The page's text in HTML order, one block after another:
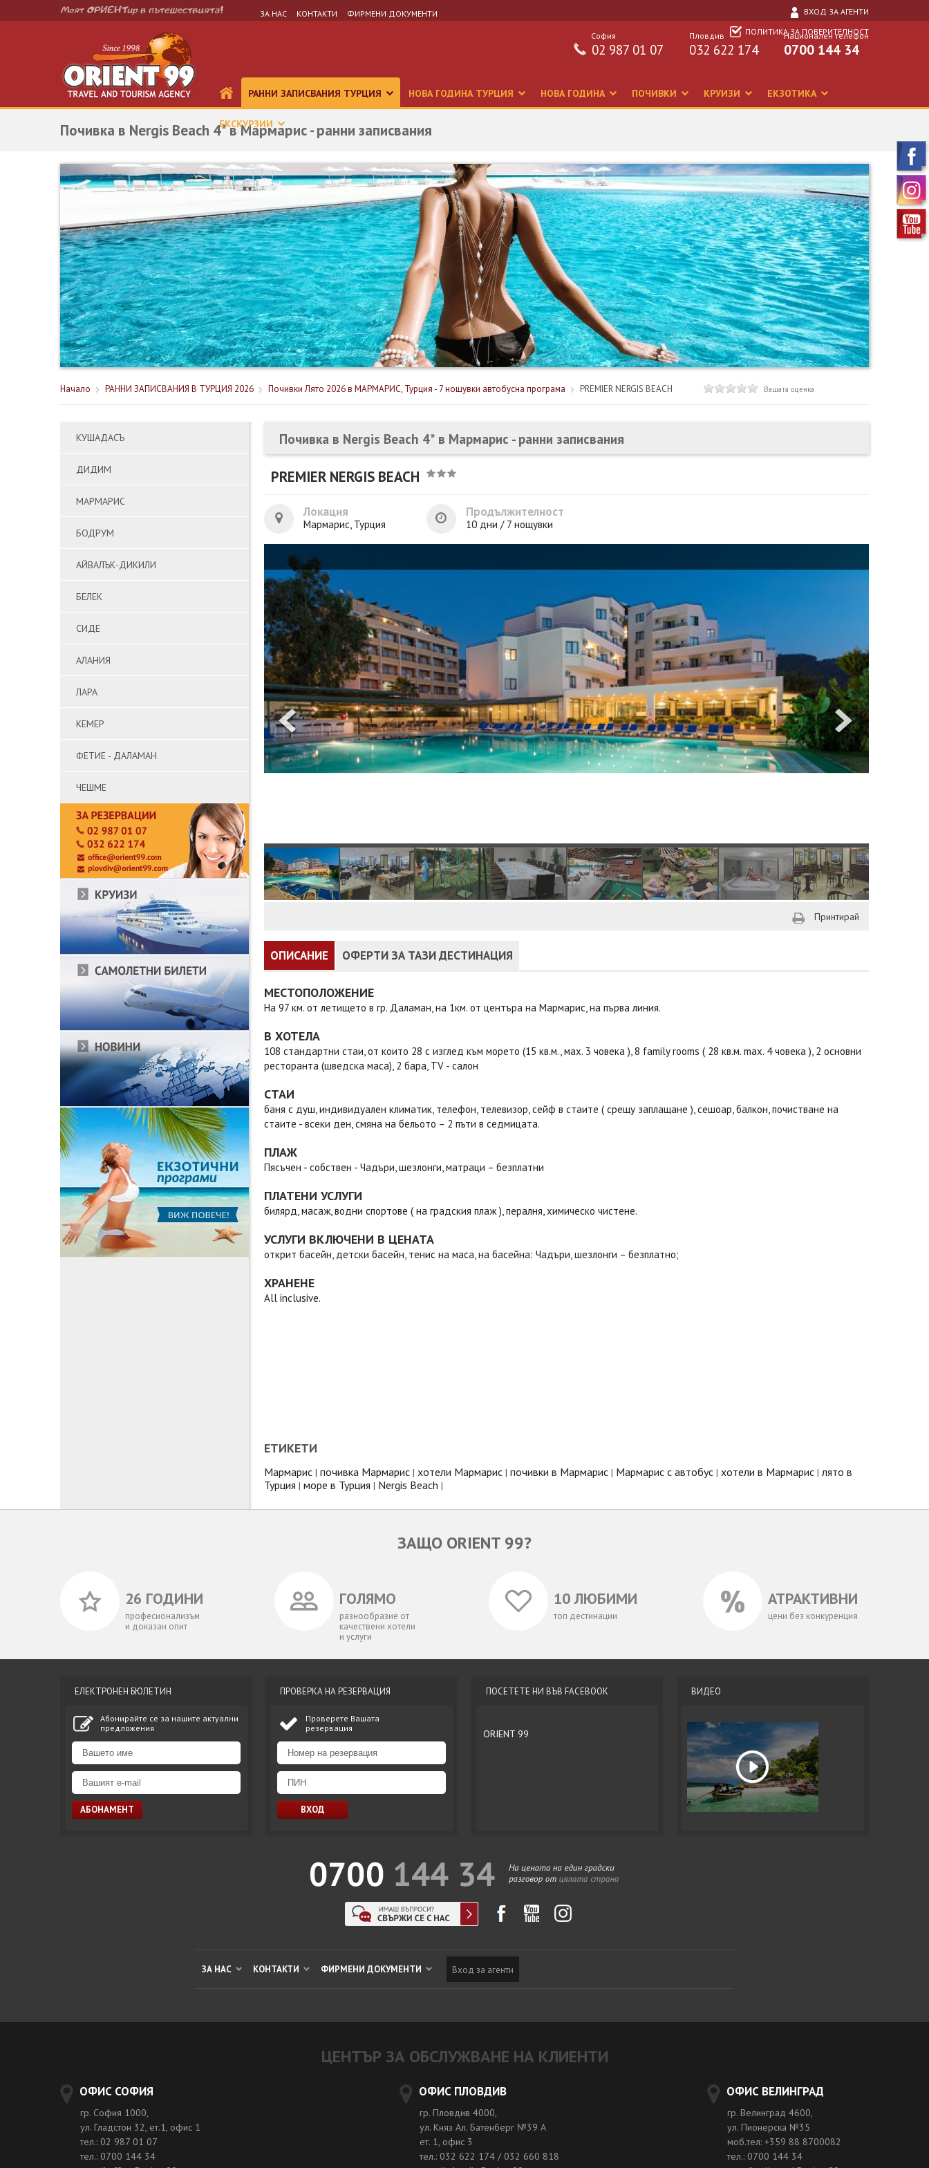
ЗА НАС КОНТАКТИ ФИРМЕНИ ДОКУМЕНТИ
ВХОД ЗА АГЕНТИ
ПОЛИТИКА ЗА ПОВЕРИТЕЛНОСТ
Национален телефон
0700 144 34
Пловдив
032 622 174
София
02 987 01 07
РАННИ ЗАПИСВАНИЯ ТУРЦИЯ НОВА ГОДИНА ТУРЦИЯ НОВА ГОДИНА ПОЧИВКИ КРУИЗИ ЕКЗОТИКА
ЕКСКУРЗИИ
Почивка в Nergis Beach 4* в Мармарис - ранни записвания
Начало РАННИ ЗАПИСВАНИЯ В ТУРЦИЯ 2026 Почивки Лято 2026 в МАРМАРИС, Турция - 7 нощувки автобусна програма PREMIER NERGIS BEACH Вашата оценка
КУШАДАСЪ
ДИДИМ
МАРМАРИС
БОДРУМ
АЙВАЛЪК-ДИКИЛИ
БЕЛЕК
СИДЕ
АЛАНИЯ
ЛАРА
КЕМЕР
ФЕТИЕ - ДАЛАМАН
ЧЕШМЕ
Почивка в Nergis Beach 4* в Мармарис - ранни записвания
PREMIER NERGIS BEACH
Локация
Мармарис, Турция
Продължителност
10 дни / 7 нощувки
Принтирай
ОПИСАНИЕ ОФЕРТИ ЗА ТАЗИ ДЕСТИНАЦИЯ
МЕСТОПОЛОЖЕНИЕ
На 97 км. от летището в гр. Даламан, на 1км. от центъра на Мармарис, на първа линия.
В ХОТЕЛА
108 стандартни стаи, от които 28 с изглед към морето (15 кв.м., маx. 3 човека ), 8 family rooms ( 28 кв.м. max. 4 човека ), 2 основни
ресторанта (шведска маса), 2 бара, TV - салон
СТАИ
баня с душ, индивидуален климатик, телефон, телевизор, сейф в стаите ( срещу заплащане ), сешоар, балкон, почистване на
стаите - всеки ден, смяна на бельото – 2 пъти в седмицата.
ПЛАЖ
Пясъчен - собствен - Чадъри, шезлонги, матраци – безплатни
ПЛАТЕНИ УСЛУГИ
билярд, масаж, водни спортове ( на градския плаж ), пералня, химическо чистене.
УСЛУГИ ВКЛЮЧЕНИ В ЦЕНАТА
открит басейн, детски басейн, тенис на маса, на басейна: Чадъри, шезлонги – безплатно;
ХРАНЕНЕ
Аll inclusive.
ЕТИКЕТИ
Мармарис | почивка Мармарис | хотели Мармарис | почивки в Мармарис | Мармарис с автобус | хотели в Мармарис | лято в
Турция | море в Турция | Nergis Beach |
ЗАЩО ORIENT 99?
26 ГОДИНИ
професионализъм
и доказан опит
ГОЛЯМО
разнообразие от
качествени хотели
и услуги
10 ЛЮБИМИ
топ дестинации
АТРАКТИВНИ
цени без конкуренция
ЕЛЕКТРОНЕН БЮЛЕТИН
Абонирайте се за нашите актуални
предложения
ПРОВЕРКА НА РЕЗЕРВАЦИЯ
Проверете Вашата
резервация
ПОСЕТЕТЕ НИ ВЪВ FACEBOOK
ORIENT 99
ВИДЕО
ЗА НАС КОНТАКТИ ФИРМЕНИ ДОКУМЕНТИ Вход за агенти
ЦЕНТЪР ЗА ОБСЛУЖВАНЕ НА КЛИЕНТИ
ОФИС СОФИЯ
гр. София 1000,
ул. Гладстон 32, ет.1, офис 1
тел.: 02 987 01 07
тел.: 0700 144 34
ОФИС ПЛОВДИВ
гр. Пловдив 4000,
ул. Княз Ал. Батенберг №39 A
ет. 1, офис 3
тел.: 032 622 174 / 032 660 818
ОФИС ВЕЛИНГРАД
гр. Велинград 4600,
ул. Пионерска №35
моб.тел: +359 88 8700082
тел.: 0700 144 34